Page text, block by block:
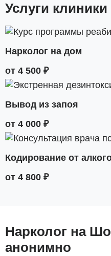
Услуги клиники
Нарколог на дом
от 4 500 ₽
Вывод из запоя
от 4 000 ₽
Кодирование от
от 4 800 ₽
Нарколог на
анонимно